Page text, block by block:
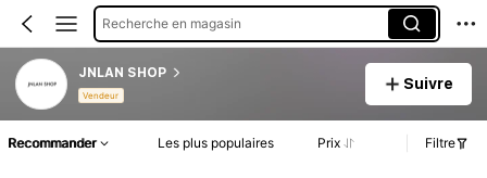
Recherche en magasin
JNLAN SHOP
Vendeur
Suivre
Recommander Les plus populaires Prix Filtre